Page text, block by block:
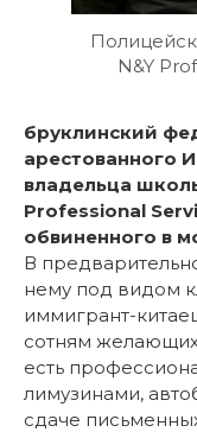
N&Y
бруклинский
арестованного
владельца
Professional
обвиненного в
В
нему под видом
иммигрант-
сотням желающих
есть
лимузинами,
сдаче